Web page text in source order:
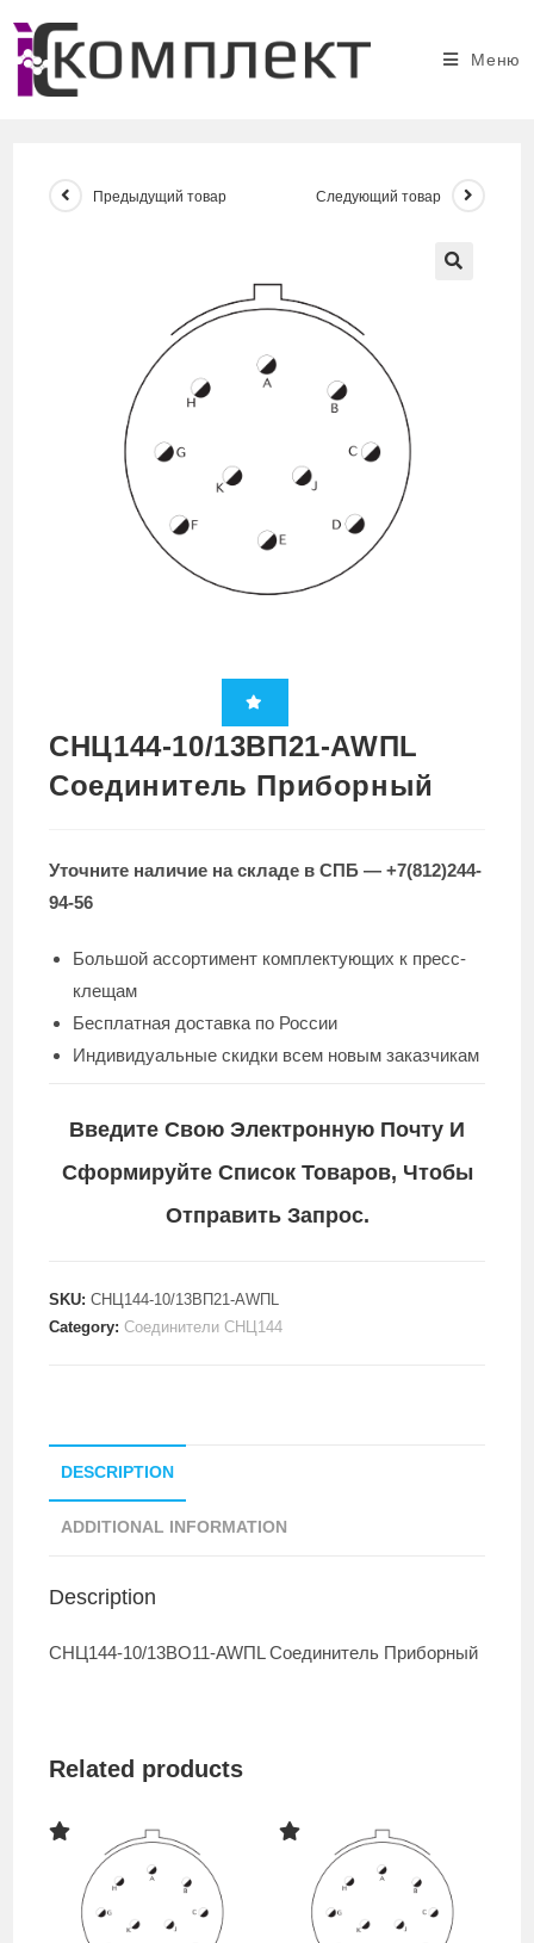
содержимому
Меню
Предыдущий товар Следующий товар
СНЦ144-10/13ВП21-AWПL
Cоединитель Приборный
Уточните наличие на складе в СПБ — +7(812)244-
94-56
Большой ассортимент комплектующих к пресс-
клещам
Бесплатная доставка по России
Индивидуальные скидки всем новым заказчикам
Введите Свою Электронную Почту И
Сформируйте Список Товаров, Чтобы
Отправить Запрос.
SKU:СНЦ144-10/13ВП21-AWПL
Category:Соединители СНЦ144
DESCRIPTION
ADDITIONAL INFORMATION
Description
СНЦ144-10/13ВО11-AWПL Cоединитель Приборный
Related products